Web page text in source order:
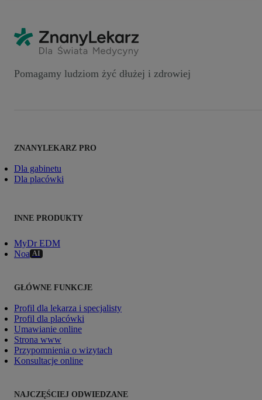
Pomagamy ludziom żyć dłużej i zdrowiej
ZNANYLEKARZ PRO
Dla gabinetu
Dla placówki
INNE PRODUKTY
MyDr EDM
Noa AI
GŁÓWNE FUNKCJE
Profil dla lekarza i specjalisty
Profil dla placówki
Umawianie online
Strona www
Przypomnienia o wizytach
Konsultacje online
NAJCZĘŚCIEJ ODWIEDZANE